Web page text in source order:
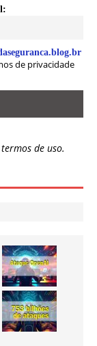
de privacidade
de uso.